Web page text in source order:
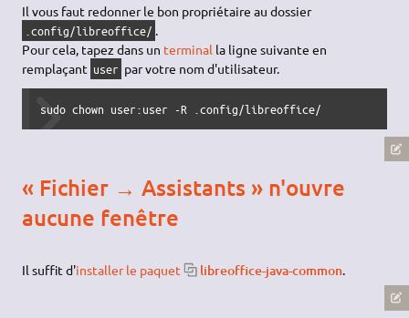
Il vous faut redonner le bon propriétaire au dossier
.config/libreoffice/ .
Pour cela, tapez dans un terminal la ligne suivante en
remplaçant user par votre nom d'utilisateur.
sudo chown user:user -R .config/libreoffice/
« Fichier → Assistants » n'ouvre
aucune fenêtre
Il suffit d'installer le paquet libreoffice-java-common.